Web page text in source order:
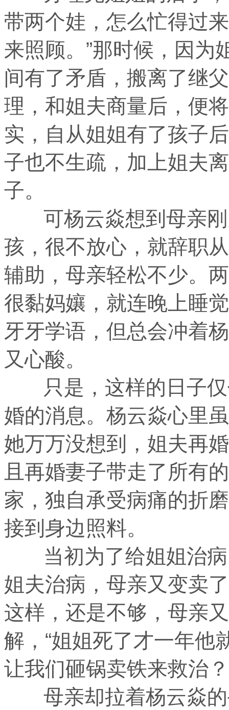
带两个娃，怎么忙得过
来照顾。”那时候，因为
间有了矛盾，搬离了继
理，和姐夫商量后，便
实，自从姐姐有了孩子
子也不生疏，加上姐夫
子。
可杨云焱想到母亲刚
孩，很不放心，就辞职
辅助，母亲轻松不少。
很黏妈孃，就连晚上睡
牙牙学语，但总会冲着
又心酸。
只是，这样的日子仅
婚的消息。杨云焱心里
她万万没想到，姐夫再
且再婚妻子带走了所有
家，独自承受病痛的折
接到身边照料。
当初为了给姐姐治病
姐夫治病，母亲又变卖
这样，还是不够，母亲
解，“姐姐死了才一年他
让我们砸锅卖铁来救治？
母亲却拉着杨云焱的